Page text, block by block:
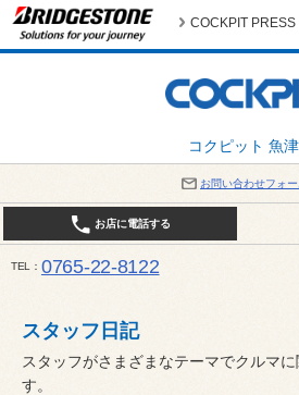
コクピット 魚津
COCKPIT PRESS
お問い合わせフォー
お店に電話する
TEL 0765-22-8122
スタッフ日記
スタッフがさまざまなテーマでクルマ
す。